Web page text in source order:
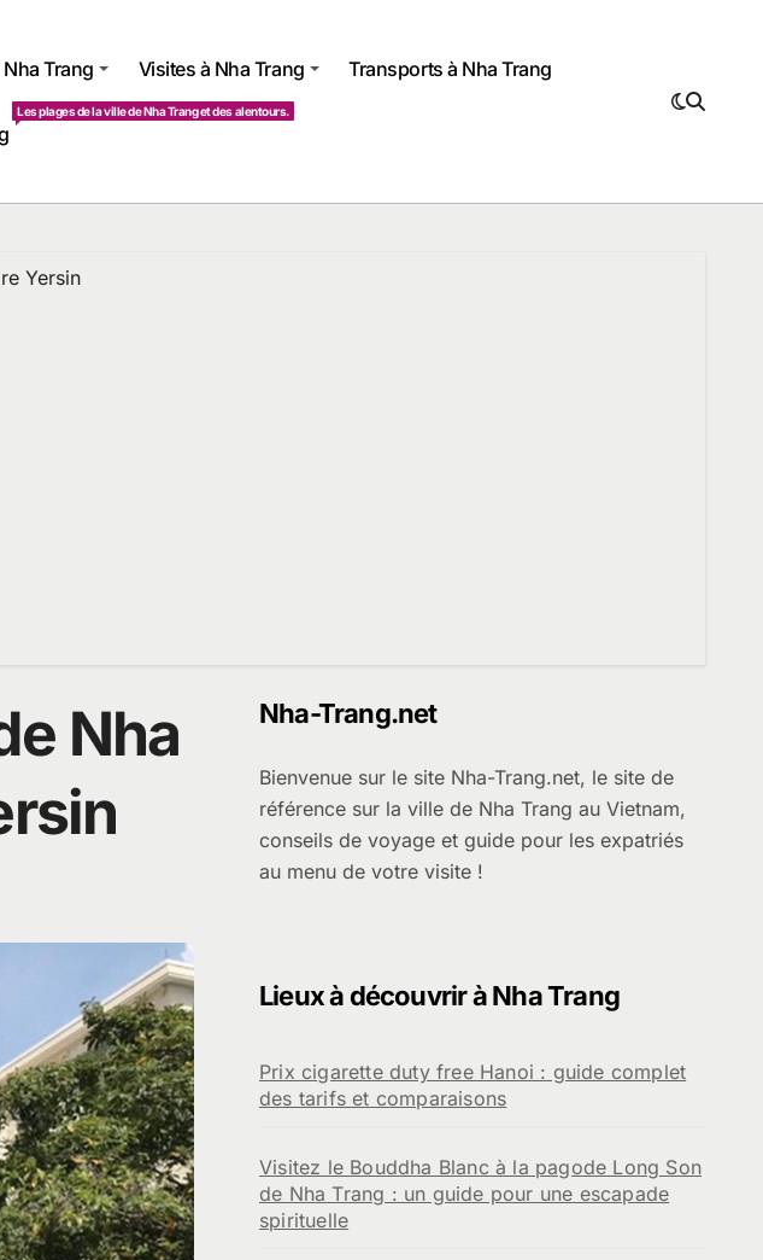
Trang Visites à Nha Trang Transports à Nha Trang
Les plages de la ville de Nha Trang et des alentours.
Yersin
Nha
Nha-Trang.net
Bienvenue sur le site Nha-Trang.net, le site de
référence sur la ville de Nha Trang au Vietnam,
conseils de voyage et guide pour les expatriés
au menu de votre visite !
Lieux à découvrir à Nha Trang
Prix cigarette duty free Hanoi : guide complet
des tarifs et comparaisons
Visitez le Bouddha Blanc à la pagode Long Son
de Nha Trang : un guide pour une escapade
spirituelle